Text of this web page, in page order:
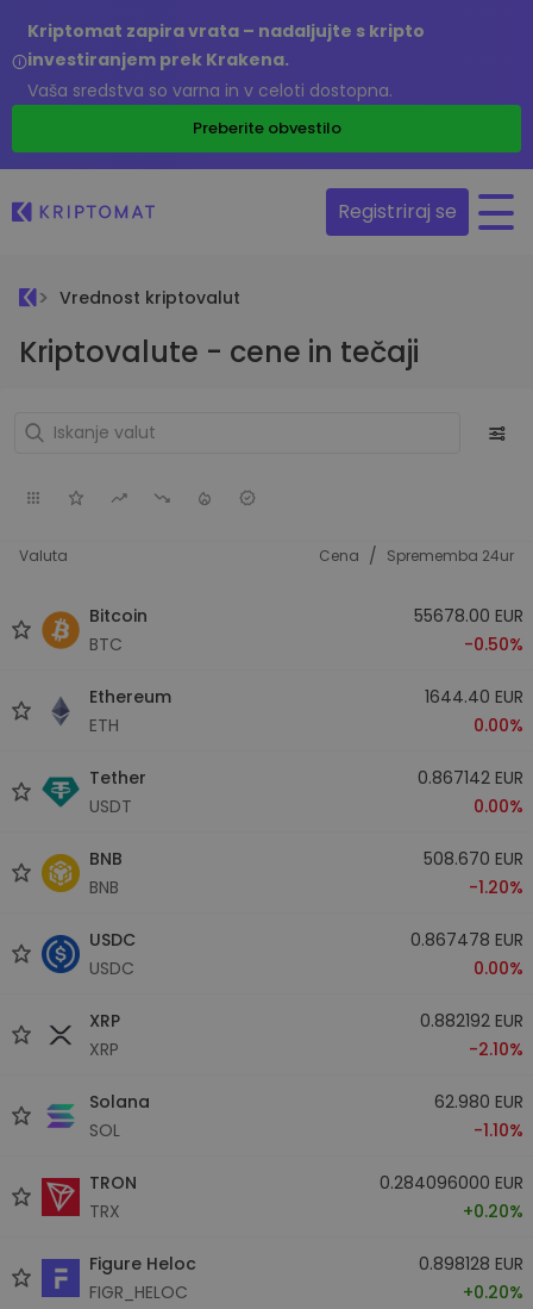
Kriptomat zapira vrata – nadaljujte s kripto
investiranjem prek Krakena.
Vaša sredstva so varna in v celoti dostopna.
Preberite obvestilo
Registriraj se
Vrednost kriptovalut
Kriptovalute - cene in tečaji
Valuta Cena / Sprememba 24ur
Bitcoin
BTC
55678.00 EUR
-0.50%
Ethereum
ETH
1644.40 EUR
0.00%
Tether
USDT
0.867142 EUR
0.00%
BNB
BNB
508.670 EUR
-1.20%
USDC
USDC
0.867478 EUR
0.00%
XRP
XRP
0.882192 EUR
-2.10%
Solana
SOL
62.980 EUR
-1.10%
TRON
TRX
0.284096000 EUR
+0.20%
Figure Heloc
FIGR_HELOC
0.898128 EUR
+0.20%